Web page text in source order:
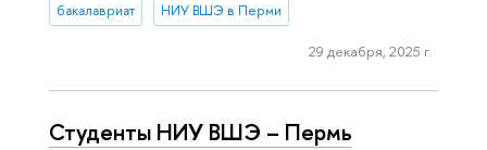
бакалавриат НИУ ВШЭ в Перми
29 декабря, 2025 г.
Студенты НИУ ВШЭ – Пермь